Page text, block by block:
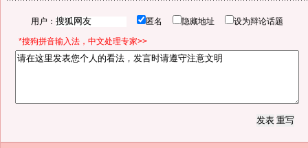
用户： 匿名 隐藏地址 设为辩论话题
*搜狗拼音输入法，中文处理专家>>